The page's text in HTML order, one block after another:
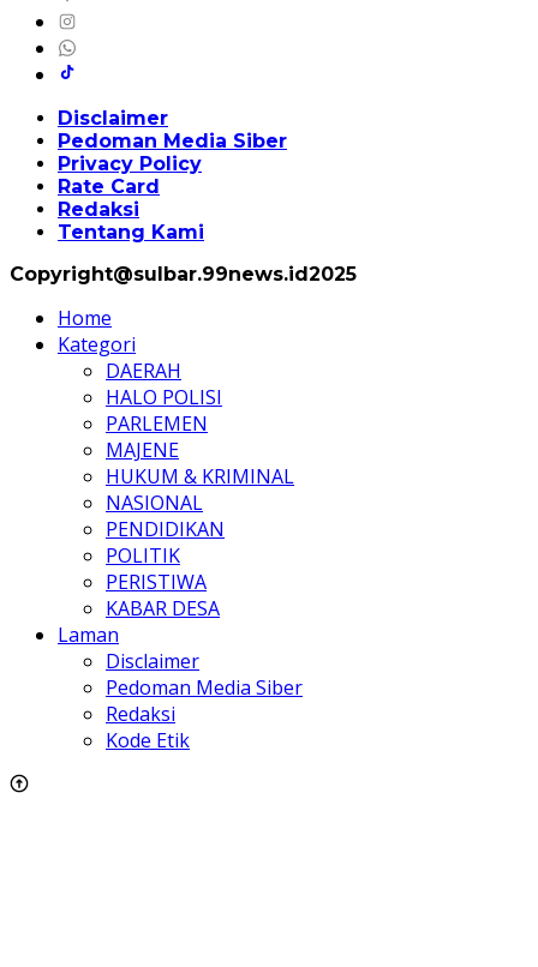
Disclaimer
Pedoman Media Siber
Privacy Policy
Rate Card
Redaksi
Tentang Kami
Copyright@sulbar.99news.id2025
Home
Kategori
DAERAH
HALO POLISI
PARLEMEN
MAJENE
HUKUM & KRIMINAL
NASIONAL
PENDIDIKAN
POLITIK
PERISTIWA
KABAR DESA
Laman
Disclaimer
Pedoman Media Siber
Redaksi
Kode Etik